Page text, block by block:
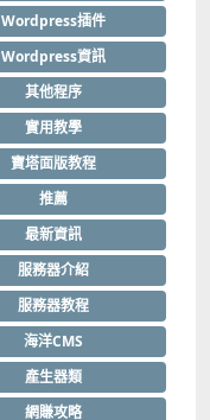
Wordpress插件
Wordpress資訊
其他程序
實用教學
寶塔面版教程
推薦
最新資訊
服務器介紹
服務器教程
海洋CMS
產生器類
網賺攻略